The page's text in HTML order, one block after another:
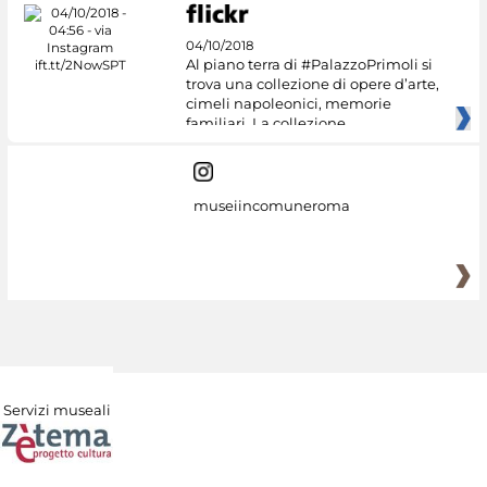
04/10/2018
Al piano terra di #PalazzoPrimoli si
trova una collezione di opere d’arte,
cimeli napoleonici, memorie
familiari. La collezione
museiincomuneroma
Servizi museali